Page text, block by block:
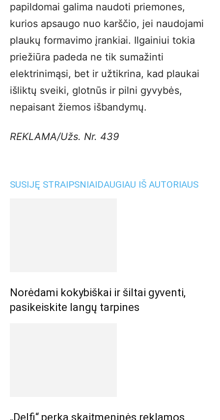
papildomai galima naudoti priemones,
kurios apsaugo nuo karščio, jei naudojami
plaukų formavimo įrankiai. Ilgainiui tokia
priežiūra padeda ne tik sumažinti
elektrinimąsi, bet ir užtikrina, kad plaukai
išliktų sveiki, glotnūs ir pilni gyvybės,
nepaisant žiemos išbandymų.
REKLAMA/Užs. Nr. 439
SUSIJĘ STRAIPSNIAIDAUGIAU IŠ AUTORIAUS
Norėdami kokybiškai ir šiltai gyventi,
pasikeiskite langų tarpines
„Delfi“ perka skaitmeninės reklamos